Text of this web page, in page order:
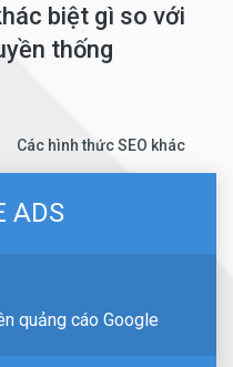
biệt gì so với
thống
Các hình thức SEO khác
ADS
quảng cáo Google